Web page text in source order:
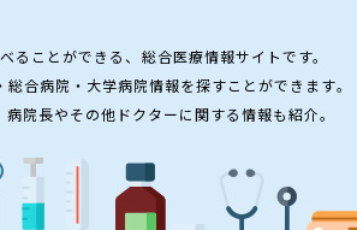
ことができる、総合医療情報サイトです。
合病院・大学病院情報を探すことができます。
院長やその他ドクターに関する情報も紹介。